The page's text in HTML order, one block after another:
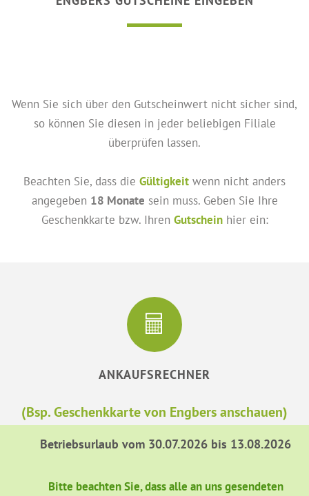
Wenn Sie sich über den Gutscheinwert nicht sicher sind,
so können Sie diesen in jeder beliebigen Filiale
überprüfen lassen.
Beachten Sie, dass die Gültigkeit wenn nicht anders
angegeben 18 Monate sein muss. Geben Sie Ihre
Geschenkkarte bzw. Ihren Gutscheinhier ein:
ANKAUFSRECHNER
(Bsp. Geschenkkarte von Engbers anschauen)
Betriebsurlaub vom 30.07.2026 bis 13.08.2026
Bitte beachten Sie, dass alle an uns gesendeten